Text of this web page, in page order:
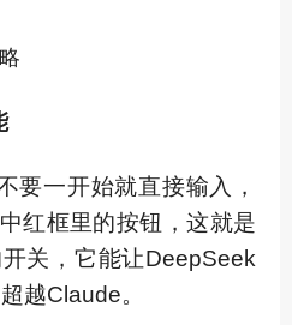
要一开始就直接输入，
红框里的按钮，这就是
关，它能让DeepSeek
越Claude。